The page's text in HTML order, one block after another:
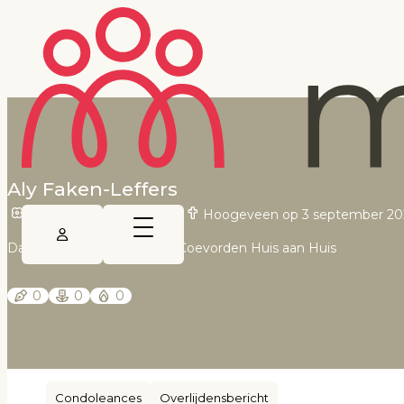
Aly Faken-Leffers
Dalfsen op 29 april 1944 Hoogeveen op 3 september
Dagblad van het Noorden, Coevorden Huis aan Huis
0 0 0
Condoleances Overlijdensbericht